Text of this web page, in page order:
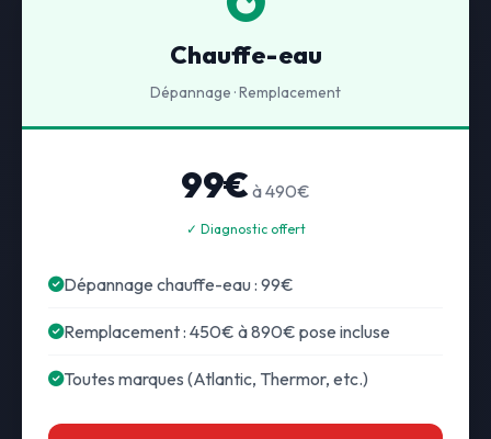
Chauffe-eau
Dépannage · Remplacement
99€ à 490€
✓ Diagnostic offert
Dépannage chauffe-eau : 99€
Remplacement : 450€ à 890€ pose incluse
Toutes marques (Atlantic, Thermor, etc.)